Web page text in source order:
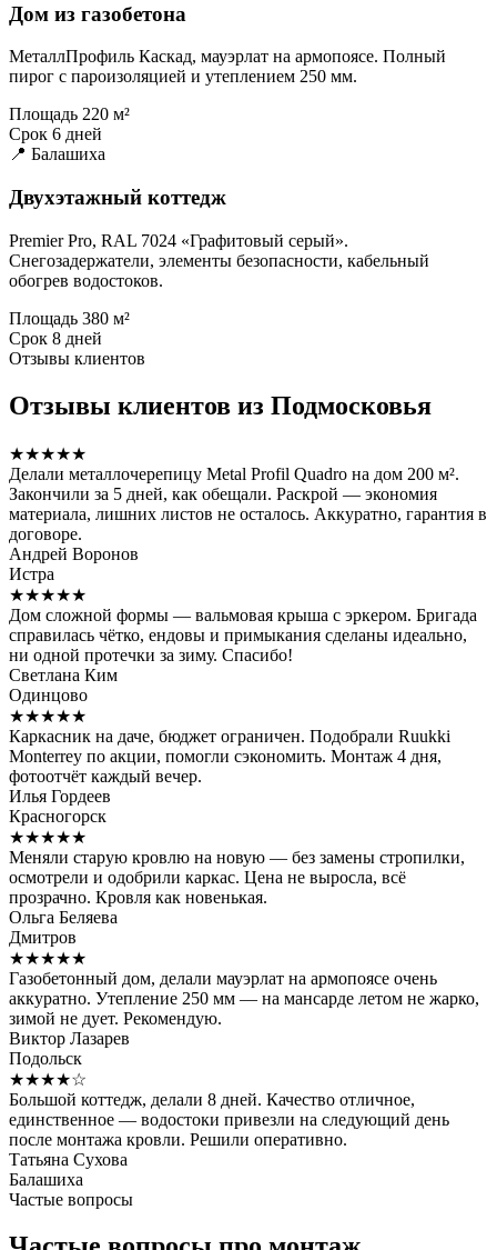
Дом из газобетона
МеталлПрофиль Каскад, мауэрлат на армопоясе. Полный
пирог с пароизоляцией и утеплением 250 мм.
Площадь 220 м²
Срок 6 дней
📍 Балашиха
Двухэтажный коттедж
Premier Pro, RAL 7024 «Графитовый серый».
Снегозадержатели, элементы безопасности, кабельный
обогрев водостоков.
Площадь 380 м²
Срок 8 дней
Отзывы клиентов
Отзывы клиентов из Подмосковья
★★★★★
Делали металлочерепицу Metal Profil Quadro на дом 200 м².
Закончили за 5 дней, как обещали. Раскрой — экономия
материала, лишних листов не осталось. Аккуратно, гарантия в
договоре.
Андрей Воронов
Истра
★★★★★
Дом сложной формы — вальмовая крыша с эркером. Бригада
справилась чётко, ендовы и примыкания сделаны идеально,
ни одной протечки за зиму. Спасибо!
Светлана Ким
Одинцово
★★★★★
Каркасник на даче, бюджет ограничен. Подобрали Ruukki
Monterrey по акции, помогли сэкономить. Монтаж 4 дня,
фотоотчёт каждый вечер.
Илья Гордеев
Красногорск
★★★★★
Меняли старую кровлю на новую — без замены стропилки,
осмотрели и одобрили каркас. Цена не выросла, всё
прозрачно. Кровля как новенькая.
Ольга Беляева
Дмитров
★★★★★
Газобетонный дом, делали мауэрлат на армопоясе очень
аккуратно. Утепление 250 мм — на мансарде летом не жарко,
зимой не дует. Рекомендую.
Виктор Лазарев
Подольск
★★★★☆
Большой коттедж, делали 8 дней. Качество отличное,
единственное — водостоки привезли на следующий день
после монтажа кровли. Решили оперативно.
Татьяна Сухова
Балашиха
Частые вопросы